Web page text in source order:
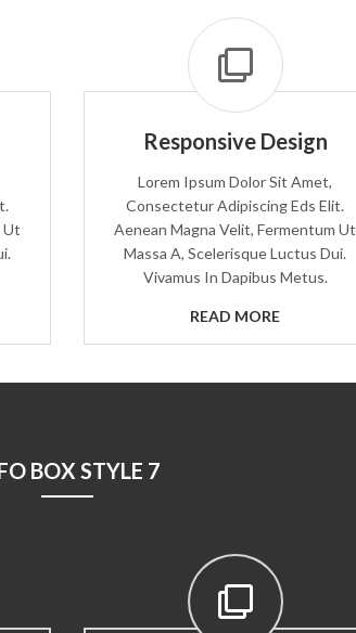
Ut
Responsive Design
Lorem Ipsum Dolor Sit Amet,
Consectetur Adipiscing Eds Elit.
Aenean Magna Velit, Fermentum Ut
Massa A, Scelerisque Luctus Dui.
Vivamus In Dapibus Metus.
READ MORE
BOX STYLE 7